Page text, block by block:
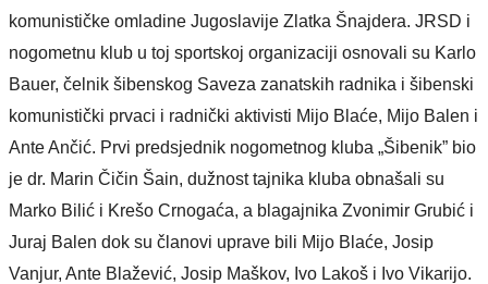
komunističke omladine Jugoslavije Zlatka Šnajdera. JRSD i
nogometnu klub u toj sportskoj organizaciji osnovali su Karlo
Bauer, čelnik šibenskog Saveza zanatskih radnika i šibenski
komunistički prvaci i radnički aktivisti Mijo Blaće, Mijo Balen i
Ante Ančić. Prvi predsjednik nogometnog kluba „Šibenik” bio
je dr. Marin Čičin Šain, dužnost tajnika kluba obnašali su
Marko Bilić i Krešo Crnogaća, a blagajnika Zvonimir Grubić i
Juraj Balen dok su članovi uprave bili Mijo Blaće, Josip
Vanjur, Ante Blažević, Josip Maškov, Ivo Lakoš i Ivo Vikarijo.